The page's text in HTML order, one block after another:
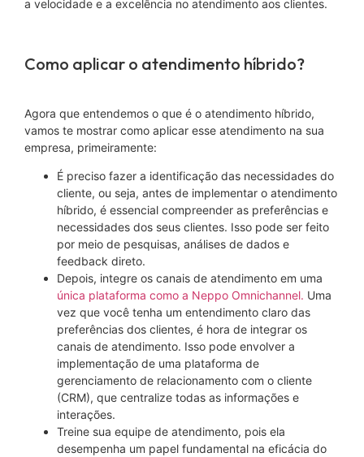
a velocidade e a excelência no atendimento aos clientes.
Como aplicar o atendimento híbrido?
Agora que entendemos o que é o atendimento híbrido,
vamos te mostrar como aplicar esse atendimento na sua
empresa, primeiramente:
É preciso fazer a identificação das necessidades do
cliente, ou seja, antes de implementar o atendimento
híbrido, é essencial compreender as preferências e
necessidades dos seus clientes. Isso pode ser feito
por meio de pesquisas, análises de dados e
feedback direto.
Depois, integre os canais de atendimento em uma
única plataforma como a Neppo Omnichannel. Uma
vez que você tenha um entendimento claro das
preferências dos clientes, é hora de integrar os
canais de atendimento. Isso pode envolver a
implementação de uma plataforma de
gerenciamento de relacionamento com o cliente
(CRM), que centralize todas as informações e
interações.
Treine sua equipe de atendimento, pois ela
desempenha um papel fundamental na eficácia do